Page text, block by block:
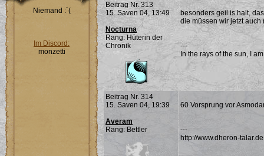
Niemand :`(
Im Discord:
monzetti
Beitrag Nr. 313
15. Saven 04, 13:49
Nocturna
Rang: Hüterin der
Chronik
besonders geil is halt,
die müssen wir jetzt
---
In the rays of the sun, I
Beitrag Nr. 314
15. Saven 04, 19:39
Averam
Rang: Bettler
60 Vorsprung vor
---
http://www.dheron-